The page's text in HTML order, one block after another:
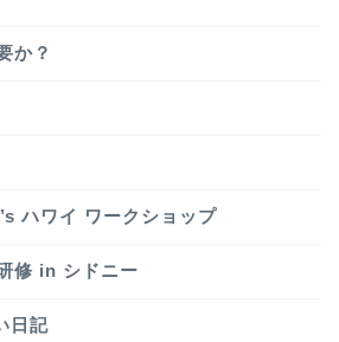
か？
ハワイ ワークショップ
修 in シドニー
日記